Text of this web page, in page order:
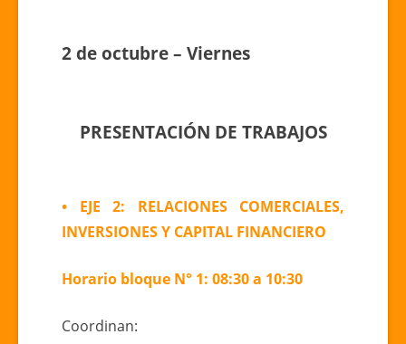
2 de octubre – Viernes
PRESENTACIÓN DE TRABAJOS
• EJE 2: RELACIONES COMERCIALES,
INVERSIONES Y CAPITAL FINANCIERO
Horario bloque N° 1: 08:30 a 10:30
Coordinan: